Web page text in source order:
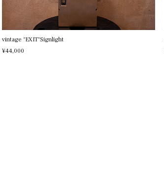
vintage "EXIT"Signlight
¥44,000